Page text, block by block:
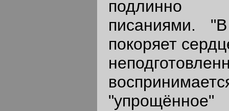
подлинно
писаниями.
покоряет